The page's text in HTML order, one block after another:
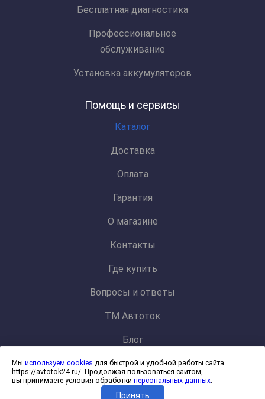
Бесплатная диагностика
Профессиональное
обслуживание
Установка аккумуляторов
Помощь и сервисы
Каталог
Доставка
Оплата
Гарантия
О магазине
Контакты
Где купить
Вопросы и ответы
ТМ Автоток
Блог
Политика конфиденциальности и обработки персональных данных
Согласие на обработку файлов cookies
Мы используем cookies для быстрой и удобной работы сайта
https://avtotok24.ru/. Продолжая пользоваться сайтом,
вы принимаете условия обработки персональных данных.
Принять